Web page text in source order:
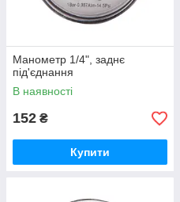
Манометр 1/4", заднє
під'єднання
В наявності
152 ₴
Купити